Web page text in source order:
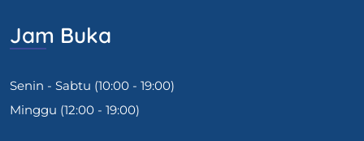
Jam Buka
Senin - Sabtu (10:00 - 19:00)
Minggu (12:00 - 19:00)